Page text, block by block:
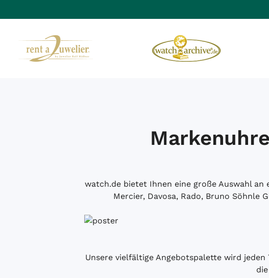
watch.de bietet Ihnen eine große Auswahl an
Mercier, Davosa, Rado, Bruno Söhnle
Unsere vielfältige Angebotspalette wird